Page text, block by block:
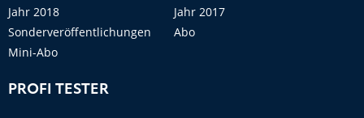
Jahr 2018
Jahr 2017
Sonderveröffentlichungen
Abo
Mini-Abo
PROFI TESTER